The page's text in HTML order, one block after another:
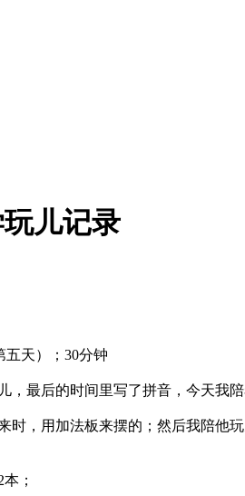
儿记录
五天）；30分钟
，最后的时间里写了拼音，今天我
，用加法板来摆的；然后我陪他
；